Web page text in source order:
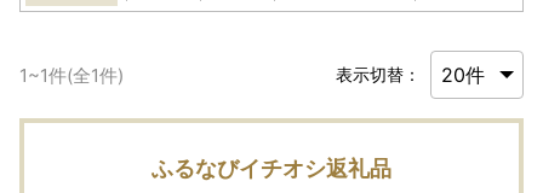
★先行予約開始しました！完熟きんかん「たまたま」(約2k
g・1kg×2箱)★
https://furunavi.jp/product_detail.aspx?pid=758185
★＜令和7年産＞アイガモ米掲載再開しました★
https://furunavi.jp/product_detail.aspx?pid=446342
1~1件(全1件) 表示切替：
ふるなびイチオシ返礼品